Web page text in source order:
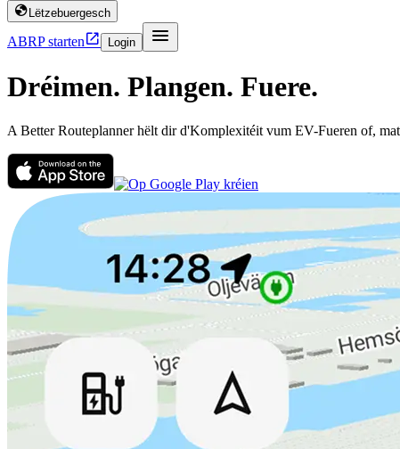
 Lëtzebuergesch
ABRP starten Login 
Dréimen. Plangen. Fuere.
A Better Routeplanner hëlt dir d'Komplexitéit vum EV-Fueren of,